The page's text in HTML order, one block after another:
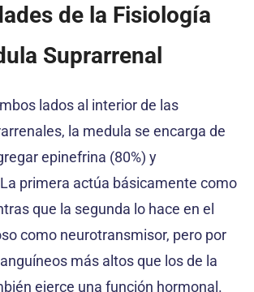
de la Fisiología
Suprarrenal
lados al interior de las
la medula se encarga de
epinefrina (80%) y
primera actúa básicamente como
que la segunda lo hace en el
como neurotransmisor, pero por
más altos que los de la
ejerce una función hormonal.